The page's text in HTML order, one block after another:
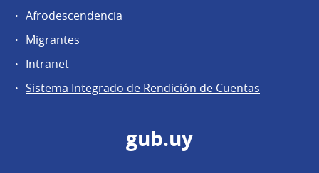
Afrodescendencia
Migrantes
Intranet
Sistema Integrado de Rendición de Cuentas
gub.uy